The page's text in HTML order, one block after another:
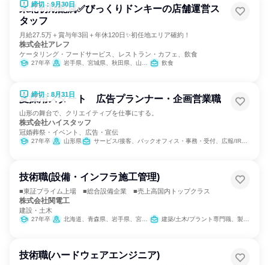
締切：9月30日
東北初期配属✅びっくりドンキーの店舗運営ス
タッフ
月給27.5万＋賞与年3回＋年休120日✨初任地エリア確約！
株式会社アレフ
ケータリング・フードサービス、レストラン・カフェ、飲食
27年卒 岩手県、宮城県、秋田県、山形県、福島県 飲食
締切：8月31日
夏採用スタート 広告プランナー・企画営業職
山形の舞台で、クリエイティブを仕事にする。
株式会社ハイスタッフ
冠婚葬祭・イベント、広告・宣伝
27年卒 山形県 サービス/接客、バックオフィス・事務・受付、広報/IR、出版/メディア/芸能/エンタメ専門職、営業
技術職(設備・インフラ施工管理)
■東証プライム上場 ■総合設備企業 ■売上高国内トップクラス
株式会社関電工
建設・土木
27年卒 北海道、青森県、岩手県、宮城県、秋田県、山形県、福島県、茨城県、栃木県、群馬県、埼玉県、千葉県、東京都、神奈川県、新潟県、富山県、福井県、山梨県、長野県、静岡県、愛知県、京都府、大阪府、兵庫県、広島県、福岡県、熊本県、宮崎県、鹿児島県、沖縄県 建築/土木/プラント専門職、製造・生産工程
技術職(ハードウェアエンジニア)